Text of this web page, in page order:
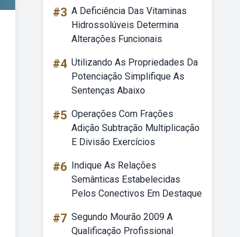
#3 A Deficiência Das Vitaminas
Hidrossolúveis Determina
Alterações Funcionais
#4 Utilizando As Propriedades Da
Potenciação Simplifique As
Sentenças Abaixo
#5 Operações Com Frações
Adição Subtração Multiplicação
E Divisão Exercícios
#6 Indique As Relações
Semânticas Estabelecidas
Pelos Conectivos Em Destaque
#7 Segundo Mourão 2009 A
Qualificação Profissional